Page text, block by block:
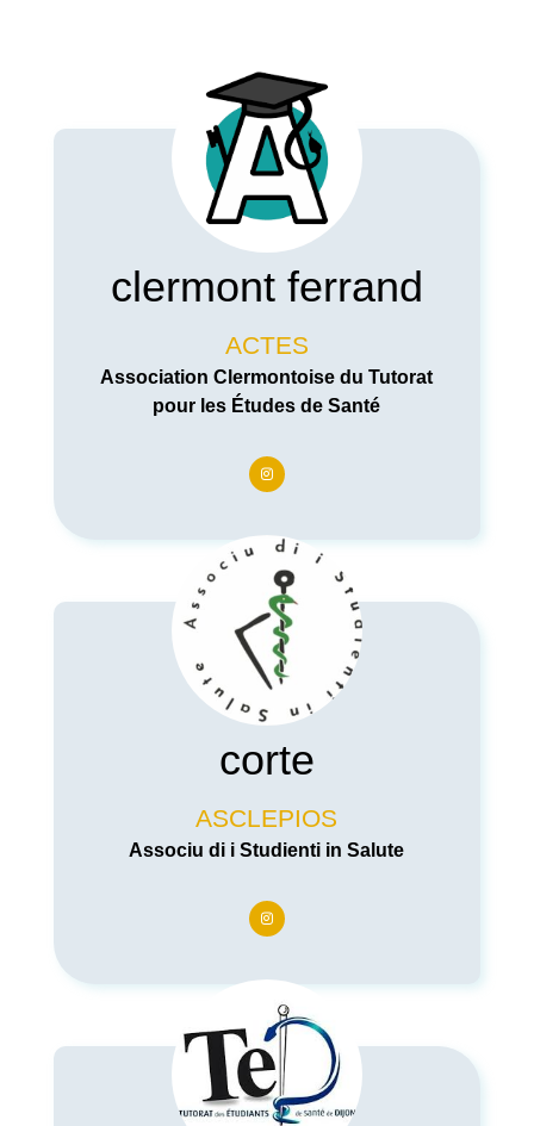
clermont ferrand
ACTES
Association Clermontoise du Tutorat
pour les Études de Santé
corte
ASCLEPIOS
Associu di i Studienti in Salute